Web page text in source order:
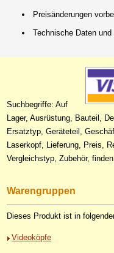
Preisänderungen
Technische Daten
Suchbegriffe: Auf
Lager, Ausrüstung, Bauteil,
Ersatztyp, Geräteteil,
Laserkopf, Lieferung, Preis,
Vergleichstyp, Zubehör, finden
Warengruppen
Dieses Produkt ist in
Videoköpfe